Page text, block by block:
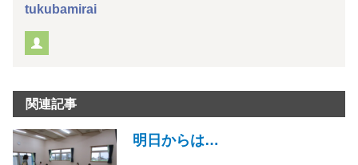
tukubamirai
関連記事
明日からは…